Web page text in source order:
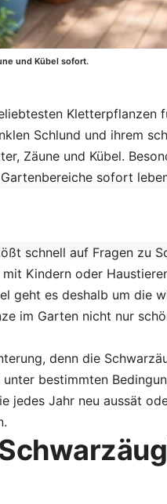
und Kübel sofort.
Kletterpflanzen
Schlund und ihrem
Zäune und Kübel.
sofort
schnell auf Fragen zu
Kindern oder
geht es deshalb um die
im Garten nicht nur
denn die
bestimmten
jedes Jahr neu aussät